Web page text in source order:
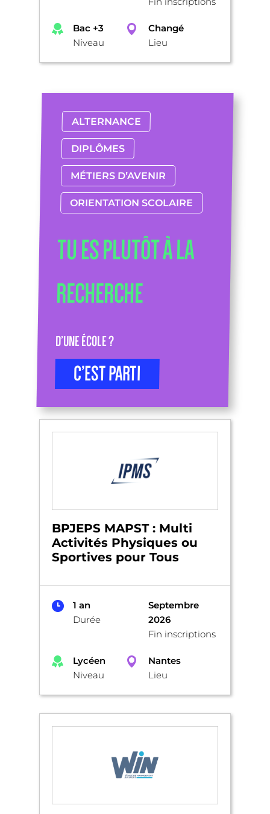
Bac +3
Niveau
Changé
Lieu
ALTERNANCE
DIPLÔMES
MÉTIERS D’AVENIR
ORIENTATION SCOLAIRE
TU ES PLUTÔT À LA
RECHERCHE
D’UNE ÉCOLE ?
C’EST PARTI
BPJEPS MAPST : Multi
Activités Physiques ou
Sportives pour Tous
1 an
Durée
Septembre
2026
Fin inscriptions
Lycéen
Niveau
Nantes
Lieu